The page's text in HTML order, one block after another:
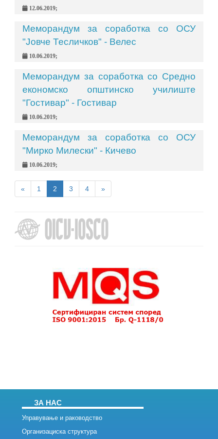
12.06.2019;
Меморандум за соработка со ОСУ
"Јовче Тесличков" - Велес
10.06.2019;
Меморандум за соработка со Средно
економско општинско училиште
"Гостивар" - Гостивар
10.06.2019;
Меморандум за соработка со ОСУ
"Мирко Милески" - Кичево
10.06.2019;
« 1 2 3 4 »
ЗА НАС
Управување и раководство
Организациска структура